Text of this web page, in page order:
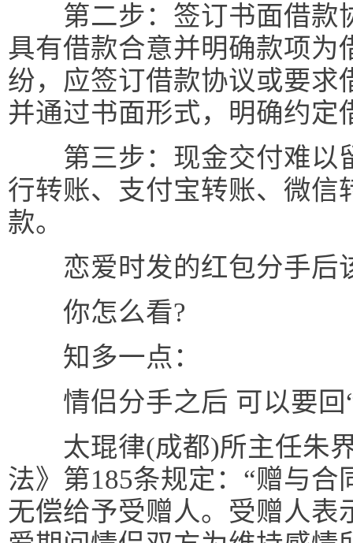
第二步：签订书面借款
具有借款合意并明确款项为
纷，应签订借款协议或要求
并通过书面形式，明确约定
第三步：现金交付难以
行转账、支付宝转账、微信
款。
恋爱时发的红包分手后
你怎么看?
知多一点：
情侣分手之后 可以要回
太琨律(成都)所主任朱界
法》第185条规定：“赠与
无偿给予受赠人。受赠人表